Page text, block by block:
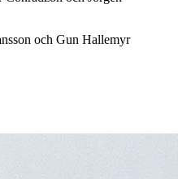
och Gun Hallemyr